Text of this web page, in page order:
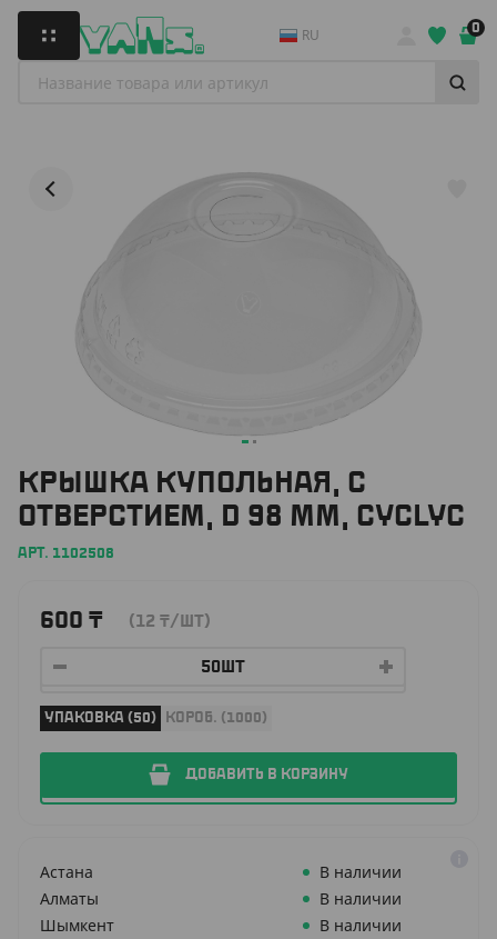
RU 0
КРЫШКА КУПОЛЬНАЯ, С
ОТВЕРСТИЕМ, D 98 ММ, CYCLYC
АРТ. 1102508
600 ₸ (12 ₸/ШТ)
УПАКОВКА (50) КОРОБ. (1000)
ДОБАВИТЬ В КОРЗИНУ
Астана
В наличии
Алматы
В наличии
Шымкент
В наличии